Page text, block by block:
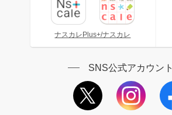
ナスカレPlus+/ナスカレ
SNS公式アカウント